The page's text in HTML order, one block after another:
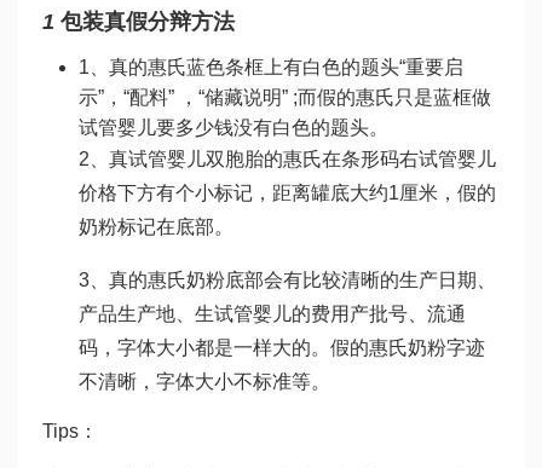
1 包装真假分辩方法
1、真的惠氏蓝色条框上有白色的题头“重要启
示”，“配料” ，“储藏说明” ;而假的惠氏只是蓝框做
试管婴儿要多少钱没有白色的题头。
2、真试管婴儿双胞胎的惠氏在条形码右试管婴儿
价格下方有个小标记，距离罐底大约1厘米，假的
奶粉标记在底部。
3、真的惠氏奶粉底部会有比较清晰的生产日期、
产品生产地、生试管婴儿的费用 产批号、流通
码，字体大小都是一样大的。假的惠氏奶粉字迹
不清晰，字体大小不标准等。
Tips：